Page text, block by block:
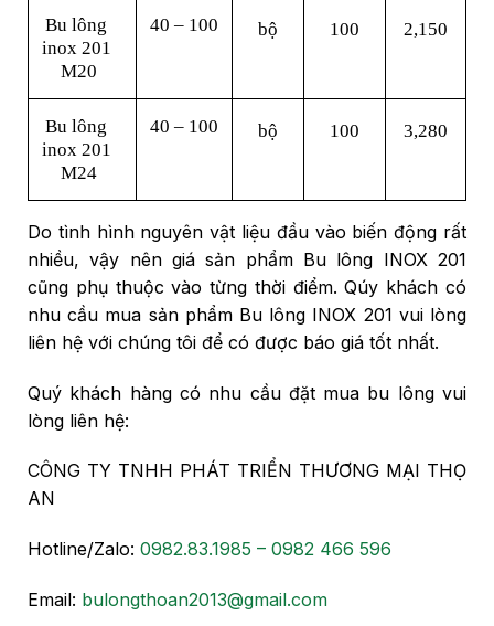
Bu lông
inox 201
M20
40 – 100 bộ 100 2,150
Bu lông
inox 201
M24
40 – 100 bộ 100 3,280
Do tình hình nguyên vật liệu đầu vào biến động rất
nhiều, vậy nên giá sản phẩm Bu lông INOX 201
cũng phụ thuộc vào từng thời điểm. Qúy khách có
nhu cầu mua sản phẩm Bu lông INOX 201 vui lòng
liên hệ với chúng tôi để có được báo giá tốt nhất.
Quý khách hàng có nhu cầu đặt mua bu lông vui
lòng liên hệ:
CÔNG TY TNHH PHÁT TRIỂN THƯƠNG MẠI THỌ
AN
Hotline/Zalo: 0982.83.1985 – 0982 466 596
Email: bulongthoan2013@gmail.com